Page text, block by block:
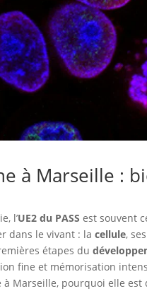
à Marseille :
l’UE2 du PASS est souvent
dans le vivant : lacellule,
étapes du
fine et mémorisation
à Marseille, pourquoi elle